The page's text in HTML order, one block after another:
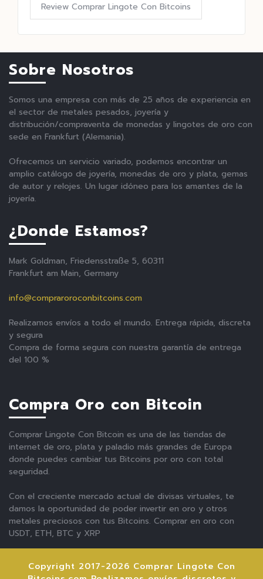
Review Comprar Lingote Con Bitcoins
Sobre Nosotros
Somos una empresa con más de 25 años de experiencia en
el sector de metales pesados, joyería y
distribución/compraventa de monedas y lingotes de oro con
sede en Frankfurt (Alemania).
Ofrecemos un servicio variado, podemos encontrar un
amplio catálogo de joyería, monedas de oro y plata, gemas
de autor y relojes. Un lugar idóneo para los amantes de la
joyería.
¿Donde Estamos?
Mark Goldman, Friedensstraße 5, 60311
Frankfurt am Main, Germany
info@compraroroconbitcoins.com
Realizamos envíos a todo el mundo. Entrega rápida, discreta
y segura
Compra de forma segura con nuestra garantía de entrega
del 100 %
Compra Oro con Bitcoin
Comprar Lingote Con Bitcoin es una de las tiendas de
internet de oro, plata y paladio más grandes de Europa
donde puedes cambiar tus Bitcoins por oro con total
seguridad.
Con el creciente mercado actual de divisas virtuales, te
damos la oportunidad de poder invertir en oro y otros
metales preciosos con tus Bitcoins. Comprar en oro con
USDT, ETH, BTC y XRP
Copyright 2017-2026 Comprar Lingote Con